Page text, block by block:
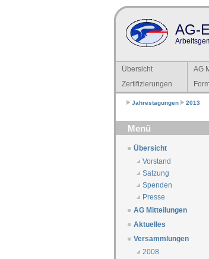
AG-
Übersicht AG
Zertifizierungen
Jahrestagungen 2013
Menü
Übersicht
Vorstand
Satzung
Spenden
Presse
AG Mitteilungen
Aktuelles
Versammlungen
2008